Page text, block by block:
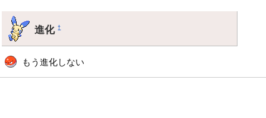
進化†
もう進化しない